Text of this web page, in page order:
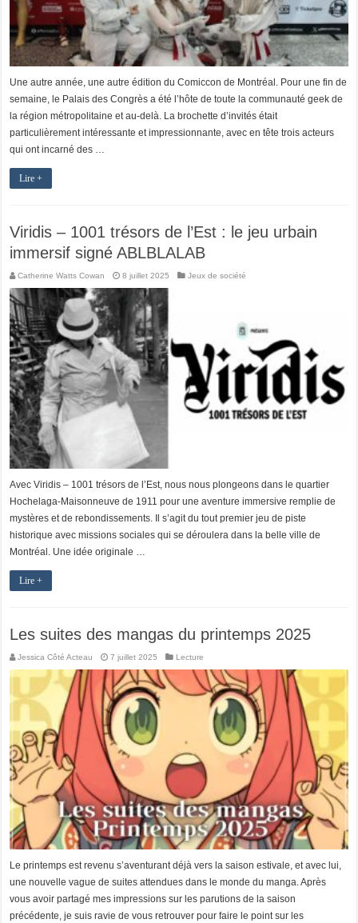
Une autre année, une autre édition du Comiccon de Montréal. Pour une fin de
semaine, le Palais des Congrès a été l’hôte de toute la communauté geek de
la région métropolitaine et au-delà. La brochette d’invités était
particulièrement intéressante et impressionnante, avec en tête trois acteurs
qui ont incarné des …
Lire +
Viridis – 1001 trésors de l’Est : le jeu urbain
immersif signé ABLBLALAB
Catherine Watts Cowan 8 juillet 2025 Jeux de société
Avec Viridis – 1001 trésors de l’Est, nous nous plongeons dans le quartier
Hochelaga-Maisonneuve de 1911 pour une aventure immersive remplie de
mystères et de rebondissements. Il s’agit du tout premier jeu de piste
historique avec missions sociales qui se déroulera dans la belle ville de
Montréal. Une idée originale …
Lire +
Les suites des mangas du printemps 2025
Jessica Côté Acteau 7 juillet 2025 Lecture
Le printemps est revenu s’aventurant déjà vers la saison estivale, et avec lui,
une nouvelle vague de suites attendues dans le monde du manga. Après
vous avoir partagé mes impressions sur les parutions de la saison
précédente, je suis ravie de vous retrouver pour faire le point sur les